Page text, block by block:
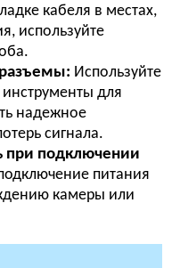
кабеля в местах,
используйте
Используйте
для
надежное
сигнала.
при подключении
питания
камеры или